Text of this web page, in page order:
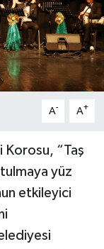
A- A+
Korosu, “Taş
yüz
etkileyici